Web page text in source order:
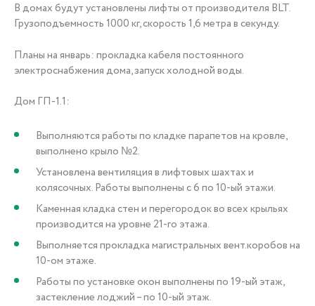
В домах будут установлены лифты от производителя BLT.
Грузоподъемность 1000 кг, скорость 1,6 метра в секунду.
Планы на январь: прокладка кабеля постоянного
электроснабжения дома, запуск холодной воды.
Дом ГП-1.1:
Выполняются работы по кладке парапетов на кровле,
выполнено крыло №2.
Установлена вентиляция в лифтовых шахтах и
колясочных. Работы выполнены с 6 по 10-ый этажи.
Каменная кладка стен и перегородок во всех крыльях
производится на уровне 21-го этажа.
Выполняется прокладка магистральных вент.коробов на
10-ом этаже.
Работы по установке окон выполнены по 19-ый этаж,
застекление лоджий – по 10-ый этаж.